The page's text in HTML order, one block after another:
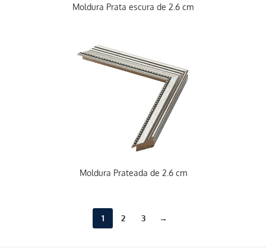
Moldura Prata escura de 2.6 cm
Moldura Prateada de 2.6 cm
1 2 3 →